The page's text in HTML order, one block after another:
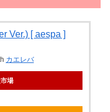
Ver.) [ aespa ]
カエレバ
場